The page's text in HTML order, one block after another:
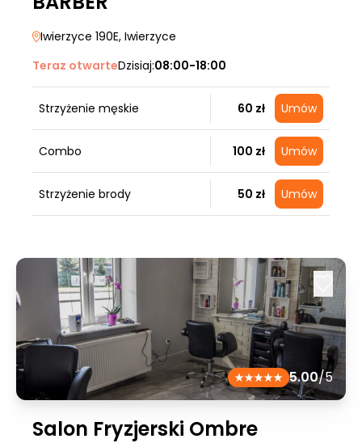
Iwierzyce 190E, Iwierzyce
Teraz otwarteDzisiaj:08:00-18:00
Strzyżenie męskie 60 zł Umów
Combo 100 zł Umów
Strzyżenie brody 50 zł Umów
5.00/5
Salon Fryzjerski Ombre